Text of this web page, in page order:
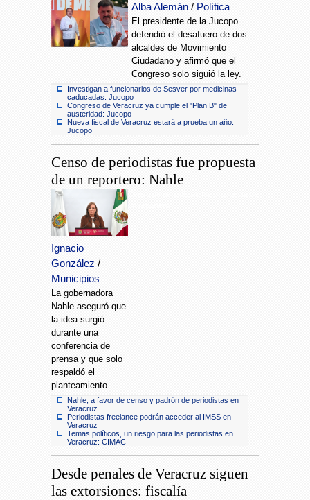
Alba Alemán / Política
El presidente de la Jucopo
defendió el desafuero de dos
alcaldes de Movimiento
Ciudadano y afirmó que el
Congreso solo siguió la ley.
Investigan a funcionarios de Sesver por medicinas
caducadas: Jucopo
Congreso de Veracruz ya cumple el "Plan B" de
austeridad: Jucopo
Nueva fiscal de Veracruz estará a prueba un año:
Jucopo
Censo de periodistas fue propuesta
de un reportero: Nahle
Ignacio
González /
Municipios
La gobernadora
Nahle aseguró que
la idea surgió
durante una
conferencia de
prensa y que solo
respaldó el
planteamiento.
Nahle, a favor de censo y padrón de periodistas en
Veracruz
Periodistas freelance podrán acceder al IMSS en
Veracruz
Temas políticos, un riesgo para las periodistas en
Veracruz: CIMAC
Desde penales de Veracruz siguen
las extorsiones: fiscalía